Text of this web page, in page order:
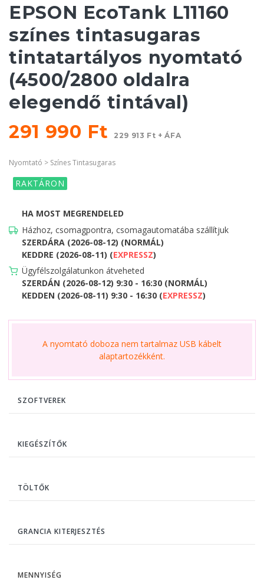
EPSON EcoTank L11160
színes tintasugaras
tintatartályos nyomtató
(4500/2800 oldalra
elegendő tintával)
291 990 Ft
229 913 Ft + ÁFA
Nyomtató > Színes Tintasugaras
RAKTÁRON
HA MOST MEGRENDELED
Házhoz, csomagpontra, csomagautomatába szállítjuk
SZERDÁRA (2026-08-12) (NORMÁL)
KEDDRE (2026-08-11) (EXPRESSZ)
Ügyfélszolgálatunkon átveheted
SZERDÁN (2026-08-12) 9:30 - 16:30 (NORMÁL)
KEDDEN (2026-08-11) 9:30 - 16:30 (EXPRESSZ)
A nyomtató doboza nem tartalmaz USB kábelt
alaptartozékként.
SZOFTVEREK
KIEGÉSZÍTŐK
TÖLTŐK
GRANCIA KITERJESZTÉS
MENNYISÉG